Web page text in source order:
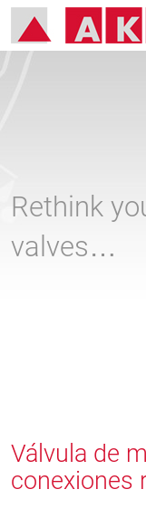
Rethink
valves…
Válvula de
conexiones